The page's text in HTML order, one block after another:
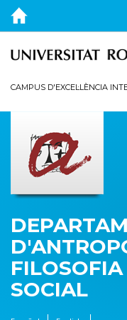
EL DEPARTAMENT
RECERCA
PUBLICACIONS
TRANSFERÈNCIA
CAMPUS D'EXCEL·LÈNCIA
SOCIAL